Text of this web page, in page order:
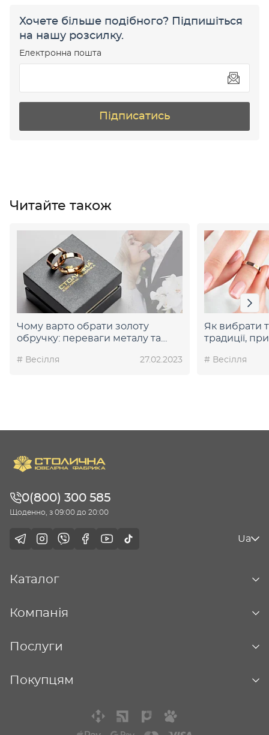
Хочете більше подібного? Підпишіться
на нашу розсилку.
Електронна пошта
Підписатись
Читайте також
Чому варто обрати золоту
обручку: переваги металу та
оформлення
# Весілля 27.02.2023
Як вибрати
традиції,
# Весілля
0(800) 300 585
Щоденно, з 09:00 до 20:00
Ua
Каталог
Компанія
Послуги
Покупцям